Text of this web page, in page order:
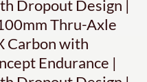
Dropout Design |
Thru-Axle
Carbon with
Endurance |